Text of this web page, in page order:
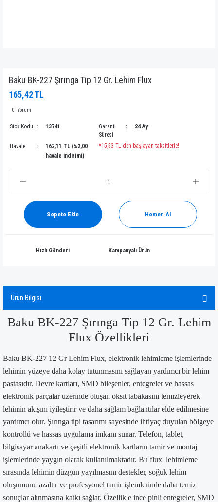
Baku BK-227 Şırınga Tip 12 Gr. Lehim Flux
165,42 TL
0 - Yorum
Stok Kodu 13741
Garanti
Süresi
24 Ay
Havale
162,11 TL (%2,00
havale indirimi)
*15,53 TL den başlayan taksitlerle!
Sepete Ekle Hemen Al
Hızlı Gönderi Kampanyalı Ürün
Ürün Bilgisi
Baku BK-227 Şırınga Tip 12 Gr. Lehim
Flux Özellikleri
Baku BK-227 12 Gr Lehim Flux, elektronik lehimleme işlemlerinde
lehimin yüzeye daha kolay tutunmasını sağlayan yardımcı bir lehim
pastasıdır. Devre kartları, SMD bileşenler, entegreler ve hassas
elektronik parçalar üzerinde oluşan oksit tabakasını temizleyerek
lehimin akışını iyileştirir ve daha sağlam bağlantılar elde edilmesine
yardımcı olur. Şırınga tipi tasarımı sayesinde ihtiyaç duyulan bölgeye
kontrollü ve hassas uygulama imkanı sunar. Telefon, tablet,
bilgisayar anakartı ve çeşitli elektronik kartların tamir ve montaj
işlemlerinde yaygın olarak kullanılmaktadır. Bu flux, lehimleme
sırasında lehimin düzgün yayılmasını destekler, soğuk lehim
oluşumunu azaltır ve profesyonel tamir işlemlerinde daha temiz
sonuçlar alınmasına katkı sağlar. Özellikle ince pinli entegreler, SMD